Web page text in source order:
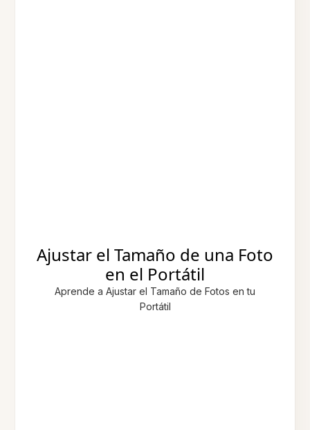
Ajustar el Tamaño de una Foto
en el Portátil
Aprende a Ajustar el Tamaño de Fotos en tu
Portátil